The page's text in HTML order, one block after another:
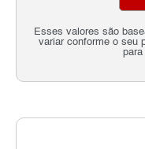
Esses valores são
variar conforme o seu